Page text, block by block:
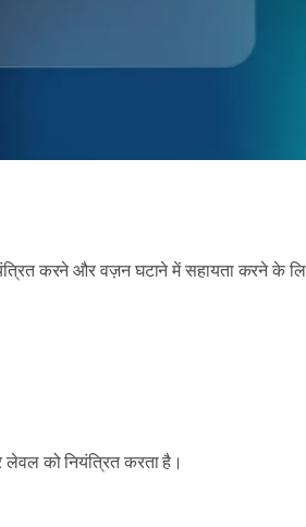
करने और वज़न घटाने में सहायता करने के
लेवल को नियंत्रित करता है।